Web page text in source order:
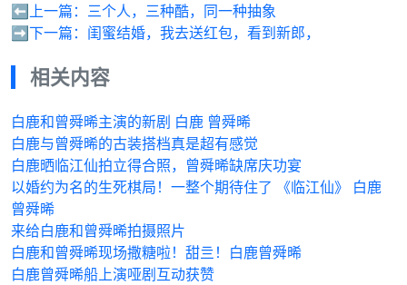
⬅️上一篇： 三个人，三种酷，同一种抽象
➡️下一篇： 闺蜜结婚，我去送红包，看到新郎，
相关内容
白鹿和曾舜晞主演的新剧 白鹿 曾舜晞
白鹿与曾舜晞的古装搭档真是超有感觉
白鹿晒临江仙拍立得合照，曾舜晞缺席庆功宴
以婚约为名的生死棋局！一整个期待住了 《临江仙》 白鹿
曾舜晞
来给白鹿和曾舜晞拍摄照片
白鹿和曾舜晞现场撒糖啦！甜亖！白鹿曾舜晞
白鹿曾舜晞船上演哑剧互动获赞